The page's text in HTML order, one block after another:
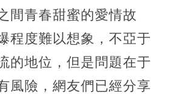
間青春甜蜜的愛情故
程度難以想象，不亞于
的地位，但是問題在于
風險，網友們已經分享